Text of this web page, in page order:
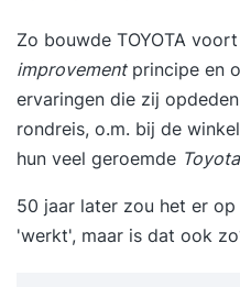
Zo bouwde TOYOTA
improvementprincipe en
ervaringen die zij
rondreis, o.m. bij de
hun veel geroemde
50 jaar later zou het er
'werkt', maar is dat ook